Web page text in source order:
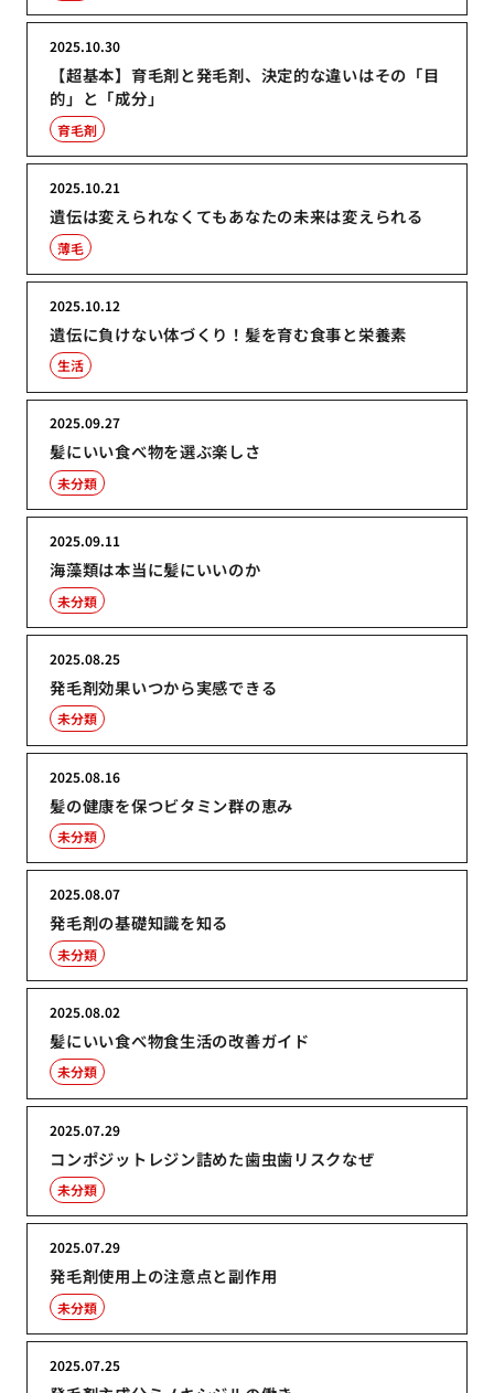
【超基本】育毛剤と発毛剤、決定的な違いはその「目
的」と「成分」
2025.10.30
育毛剤
遺伝は変えられなくてもあなたの未来は変えられる
2025.10.21
薄毛
遺伝に負けない体づくり！髪を育む食事と栄養素
2025.10.12
生活
髪にいい食べ物を選ぶ楽しさ
2025.09.27
未分類
海藻類は本当に髪にいいのか
2025.09.11
未分類
発毛剤効果いつから実感できる
2025.08.25
未分類
髪の健康を保つビタミン群の恵み
2025.08.16
未分類
発毛剤の基礎知識を知る
2025.08.07
未分類
髪にいい食べ物食生活の改善ガイド
2025.08.02
未分類
コンポジットレジン詰めた歯虫歯リスクなぜ
2025.07.29
未分類
発毛剤使用上の注意点と副作用
2025.07.29
未分類
2025.07.25